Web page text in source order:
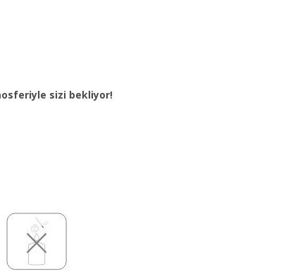
sizi bekliyor!